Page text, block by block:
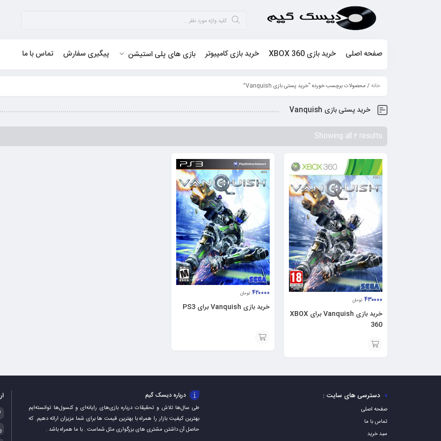
صفحه اصلی خرید بازی XBOX 360 خرید بازی کامپیوتر بازی های پلی استیشن پیگیری سفارش تماس با ما
خانه/ محصولات برچسب خورده “خرید پستی بازی Vanquish”
خرید پستی بازی Vanquish
Showing all 2 results
۴۳۰۰۰۰ تومان
خرید بازی Vanquish برای XBOX
360
به
۴۲۰۰۰۰ تومان
خرید بازی Vanquish برای PS3
دسترسی های سایت :
صفحه اصلی
تماس با ما
سبد خرید
درباره دیسک گیم
طی سال‌ها تلاش و تحقیقات درباره بازی‌های رایانه‌ای و کنسول‌ها توانسته‌ایم
بهترین کیفیت بازار را همراه با بهترین قیمت ها برای شما عزیزان ارائه دهیم. که
حاصل آن داشتن مشتری های بزرگواری مثل شماست . با ما همراه باشد .